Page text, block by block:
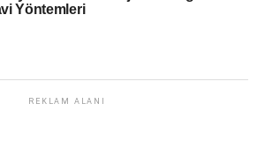
Yöntemleri
REKLAM ALANI